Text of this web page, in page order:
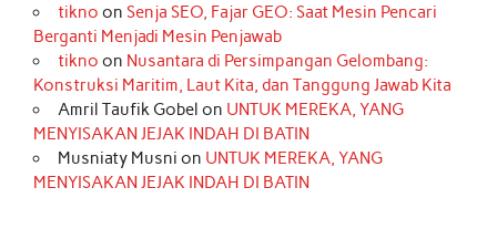
tikno on Senja SEO, Fajar GEO: Saat Mesin Pencari
Berganti Menjadi Mesin Penjawab
tikno on Nusantara di Persimpangan Gelombang:
Konstruksi Maritim, Laut Kita, dan Tanggung Jawab Kita
Amril Taufik Gobel on UNTUK MEREKA, YANG
MENYISAKAN JEJAK INDAH DI BATIN
Musniaty Musni on UNTUK MEREKA, YANG
MENYISAKAN JEJAK INDAH DI BATIN